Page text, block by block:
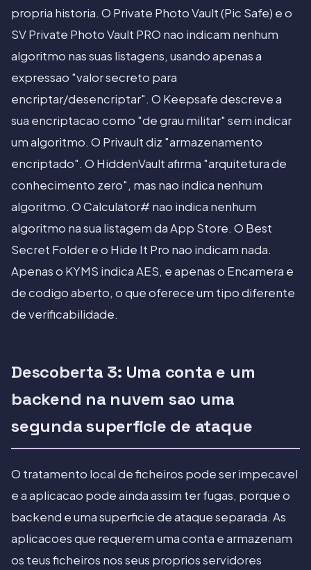
propria historia. O Private Photo Vault (Pic Safe) e o
SV Private Photo Vault PRO nao indicam nenhum
algoritmo nas suas listagens, usando apenas a
expressao "valor secreto para
encriptar/desencriptar". O Keepsafe descreve a
sua encriptacao como "de grau militar" sem indicar
um algoritmo. O Privault diz "armazenamento
encriptado". O HiddenVault afirma "arquitetura de
conhecimento zero", mas nao indica nenhum
algoritmo. O Calculator# nao indica nenhum
algoritmo na sua listagem da App Store. O Best
Secret Folder e o Hide It Pro nao indicam nada.
Apenas o KYMS indica AES, e apenas o Encamera e
de codigo aberto, o que oferece um tipo diferente
de verificabilidade.
Descoberta 3: Uma conta e um
backend na nuvem sao uma
segunda superficie de ataque
O tratamento local de ficheiros pode ser impecavel
e a aplicacao pode ainda assim ter fugas, porque o
backend e uma superficie de ataque separada. As
aplicacoes que requerem uma conta e armazenam
os teus ficheiros nos seus proprios servidores